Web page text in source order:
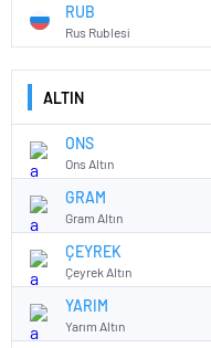
RUB
Rus Rublesi
ALTIN
ONS
Ons Altın
GRAM
Gram Altın
ÇEYREK
Çeyrek Altın
YARIM
Yarım Altın